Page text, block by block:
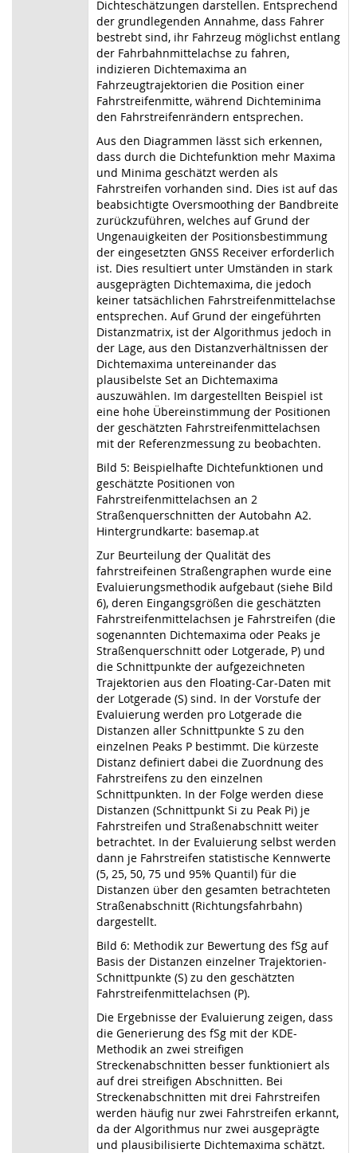
Dichteschätzungen darstellen. Entsprechend
der grundlegenden Annahme, dass Fahrer
bestrebt sind, ihr Fahrzeug möglichst entlang
der Fahrbahnmittelachse zu fahren,
indizieren Dichtemaxima an
Fahrzeugtrajektorien die Position einer
Fahrstreifenmitte, während Dichteminima
den Fahrstreifenrändern entsprechen.
Aus den Diagrammen lässt sich erkennen,
dass durch die Dichtefunktion mehr Maxima
und Minima geschätzt werden als
Fahrstreifen vorhanden sind. Dies ist auf das
beabsichtigte Oversmoothing der Bandbreite
zurückzuführen, welches auf Grund der
Ungenauigkeiten der Positionsbestimmung
der eingesetzten GNSS Receiver erforderlich
ist. Dies resultiert unter Umständen in stark
ausgeprägten Dichtemaxima, die jedoch
keiner tatsächlichen Fahrstreifenmittelachse
entsprechen. Auf Grund der eingeführten
Distanzmatrix, ist der Algorithmus jedoch in
der Lage, aus den Distanzverhältnissen der
Dichtemaxima untereinander das
plausibelste Set an Dichtemaxima
auszuwählen. Im dargestellten Beispiel ist
eine hohe Übereinstimmung der Positionen
der geschätzten Fahrstreifenmittelachsen
mit der Referenzmessung zu beobachten.
Bild 5: Beispielhafte Dichtefunktionen und
geschätzte Positionen von
Fahrstreifenmittelachsen an 2
Straßenquerschnitten der Autobahn A2.
Hintergrundkarte: basemap.at
Zur Beurteilung der Qualität des
fahrstreifeinen Straßengraphen wurde eine
Evaluierungsmethodik aufgebaut (siehe Bild
6), deren Eingangsgrößen die geschätzten
Fahrstreifenmittelachsen je Fahrstreifen (die
sogenannten Dichtemaxima oder Peaks je
Straßenquerschnitt oder Lotgerade, P) und
die Schnittpunkte der aufgezeichneten
Trajektorien aus den Floating-Car-Daten mit
der Lotgerade (S) sind. In der Vorstufe der
Evaluierung werden pro Lotgerade die
Distanzen aller Schnittpunkte S zu den
einzelnen Peaks P bestimmt. Die kürzeste
Distanz definiert dabei die Zuordnung des
Fahrstreifens zu den einzelnen
Schnittpunkten. In der Folge werden diese
Distanzen (Schnittpunkt Si zu Peak Pi) je
Fahrstreifen und Straßenabschnitt weiter
betrachtet. In der Evaluierung selbst werden
dann je Fahrstreifen statistische Kennwerte
(5, 25, 50, 75 und 95% Quantil) für die
Distanzen über den gesamten betrachteten
Straßenabschnitt (Richtungsfahrbahn)
dargestellt.
Bild 6: Methodik zur Bewertung des fSg auf
Basis der Distanzen einzelner Trajektorien-
Schnittpunkte (S) zu den geschätzten
Fahrstreifenmittelachsen (P).
Die Ergebnisse der Evaluierung zeigen, dass
die Generierung des fSg mit der KDE-
Methodik an zwei streifigen
Streckenabschnitten besser funktioniert als
auf drei streifigen Abschnitten. Bei
Streckenabschnitten mit drei Fahrstreifen
werden häufig nur zwei Fahrstreifen erkannt,
da der Algorithmus nur zwei ausgeprägte
und plausibilisierte Dichtemaxima schätzt.